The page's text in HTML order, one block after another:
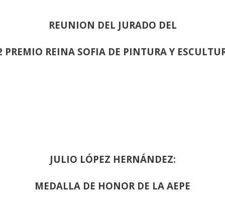
REUNION DEL JURADO DEL
PREMIO REINA SOFIA DE PINTURA Y
JULIO LÓPEZ HERNÁNDEZ:
MEDALLA DE HONOR DE LA AEPE